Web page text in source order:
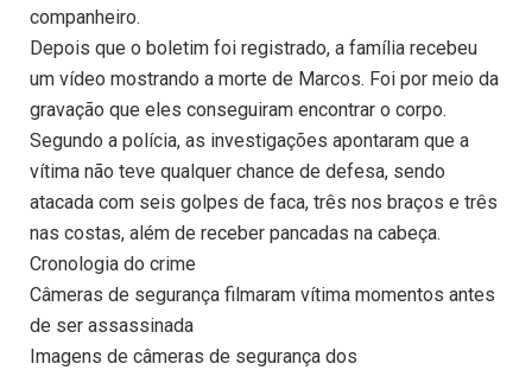
companheiro.
Depois que o boletim foi registrado, a família recebeu
um vídeo mostrando a morte de Marcos. Foi por meio da
gravação que eles conseguiram encontrar o corpo.
Segundo a polícia, as investigações apontaram que a
vítima não teve qualquer chance de defesa, sendo
atacada com seis golpes de faca, três nos braços e três
nas costas, além de receber pancadas na cabeça.
Cronologia do crime
Câmeras de segurança filmaram vítima momentos antes
de ser assassinada
Imagens de câmeras de segurança dos